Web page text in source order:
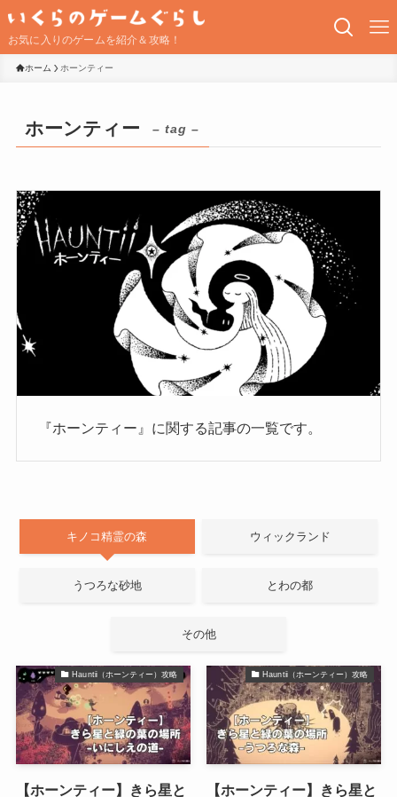
お気に入りのゲームを紹介＆攻略！
ホーム ホーンティー
ホーンティー – tag –
『ホーンティー』に関する記事の一覧です。
キノコ精霊の森 ウィックランド
うつろな砂地 とわの都
その他
Hauntii（ホーンティー）攻略
【ホーンティー】きら星と
Hauntii（ホーンティー）攻略
【ホーンティー】きら星と